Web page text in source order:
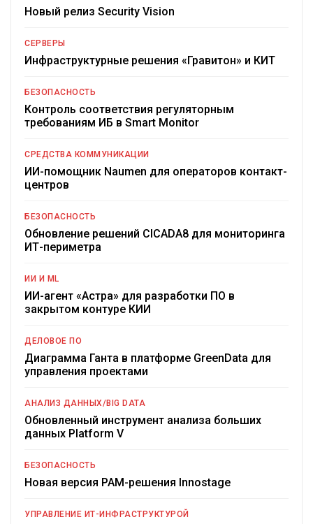
Новый релиз Security Vision
СЕРВЕРЫ
Инфраструктурные решения «Гравитон» и КИТ
БЕЗОПАСНОСТЬ
Контроль соответствия регуляторным
требованиям ИБ в Smart Monitor
СРЕДСТВА КОММУНИКАЦИИ
ИИ-помощник Naumen для операторов контакт-
центров
БЕЗОПАСНОСТЬ
Обновление решений CICADA8 для мониторинга
ИТ-периметра
ИИ И ML
ИИ-агент «Астра» для разработки ПО в
закрытом контуре КИИ
ДЕЛОВОЕ ПО
Диаграмма Ганта в платформе GreenData для
управления проектами
АНАЛИЗ ДАННЫХ/BIG DATA
Обновленный инструмент анализа больших
данных Platform V
БЕЗОПАСНОСТЬ
Новая версия PAM-решения Innostage
УПРАВЛЕНИЕ ИТ-ИНФРАСТРУКТУРОЙ